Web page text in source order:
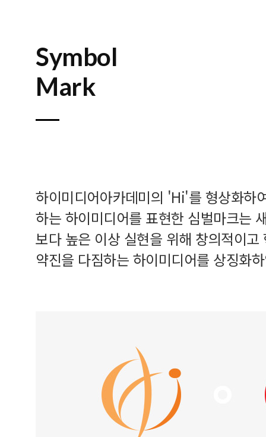
Symbol
Mark
하이미디어아카데미의 'Hi'를 형상화하
하는 하이미디어를 표현한 심벌마크는
보다 높은 이상 실현을 위해 창의적이
약진을 다짐하는 하이미디어를 상징화